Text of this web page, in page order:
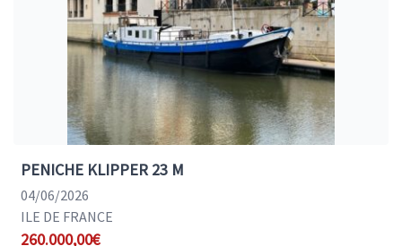
PENICHE KLIPPER 23 M
04/06/2026
ILE DE FRANCE
260.000,00€